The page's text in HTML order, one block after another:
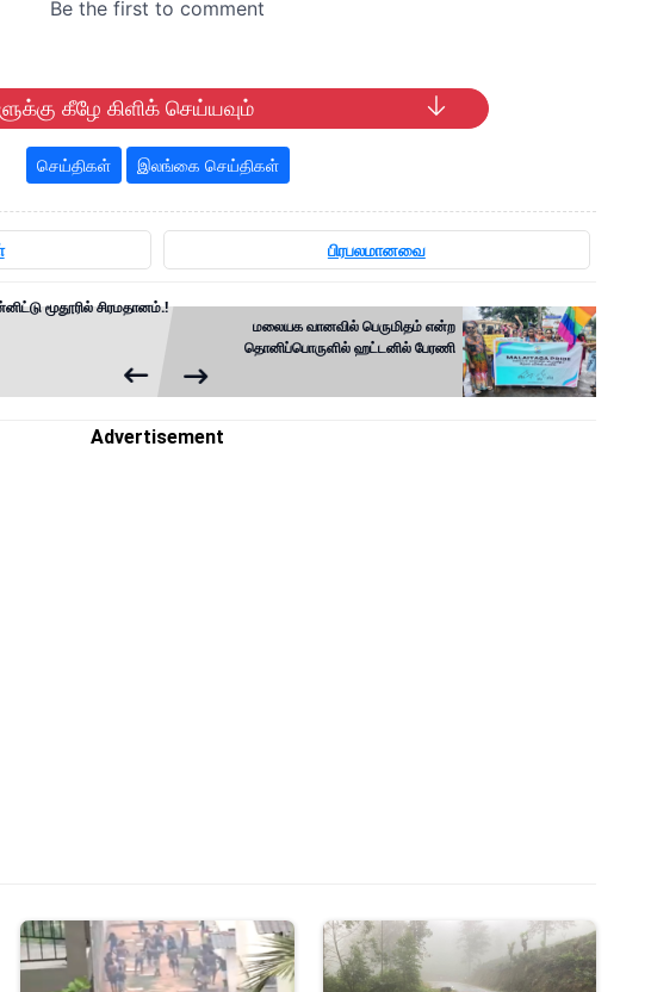
கீழே கிளிக் செய்யவும்
செய்திகள் இலங்கை செய்திகள்
பிரபலமானவை
மூதூரில் சிரமதானம்.!
மலையக வானவில் பெருமிதம் என்ற
தொனிப்பொருளில் ஹட்டனில் பேரணி
Advertisement